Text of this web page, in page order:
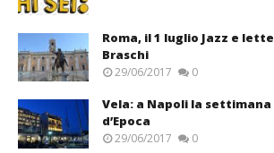
Roma, il 1 luglio Jazz e
Braschi
29/06/2017 0
Vela: a Napoli la settimana
d’Epoca
29/06/2017 0